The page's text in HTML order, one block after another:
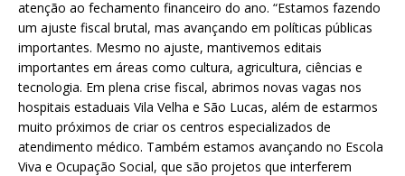
atenção ao fechamento financeiro do ano. “Estamos fazendo
um ajuste fiscal brutal, mas avançando em políticas públicas
importantes. Mesmo no ajuste, mantivemos editais
importantes em áreas como cultura, agricultura, ciências e
tecnologia. Em plena crise fiscal, abrimos novas vagas nos
hospitais estaduais Vila Velha e São Lucas, além de estarmos
muito próximos de criar os centros especializados de
atendimento médico. Também estamos avançando no Escola
Viva e Ocupação Social, que são projetos que interferem